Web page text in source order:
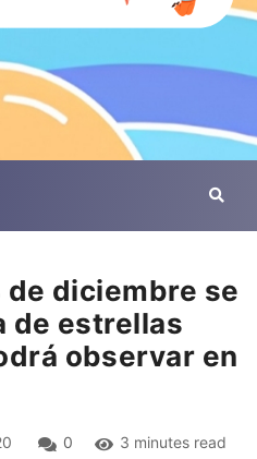
de diciembre se
de estrellas
observar en
0 3 minutes read